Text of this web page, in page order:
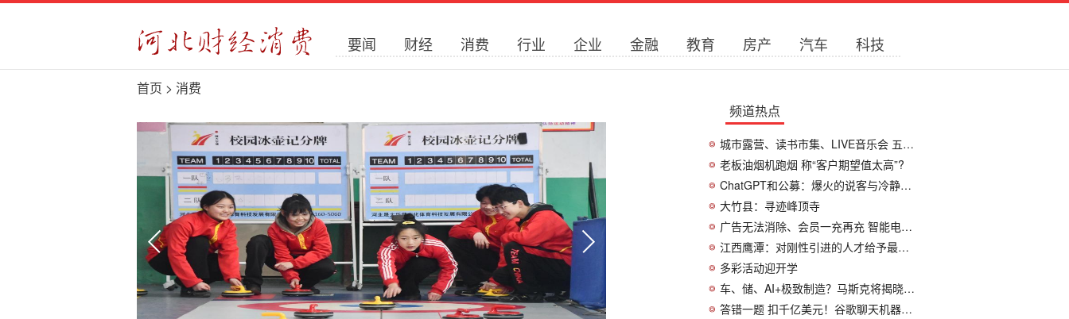
要闻 财经 消费 行业 企业 金融 教育 房产 汽车 科技
首页 > 消费
频道热点
城市露营、读书市集、LIVE音乐会 五一小长
老板油烟机跑烟 称“客户期望值太高”?
ChatGPT和公募：爆火的说客与冷静的看客
大竹县：寻迹峰顶寺
广告无法消除、会员一充再充 智能电视如何
江西鹰潭：对刚性引进的人才给予最高100万元
多彩活动迎开学
车、储、AI+极致制造？马斯克将揭晓特斯拉“
答错一题 扣千亿美元！谷歌聊天机器人首秀回